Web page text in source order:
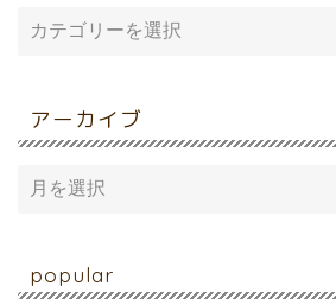
アーカイブ
popular